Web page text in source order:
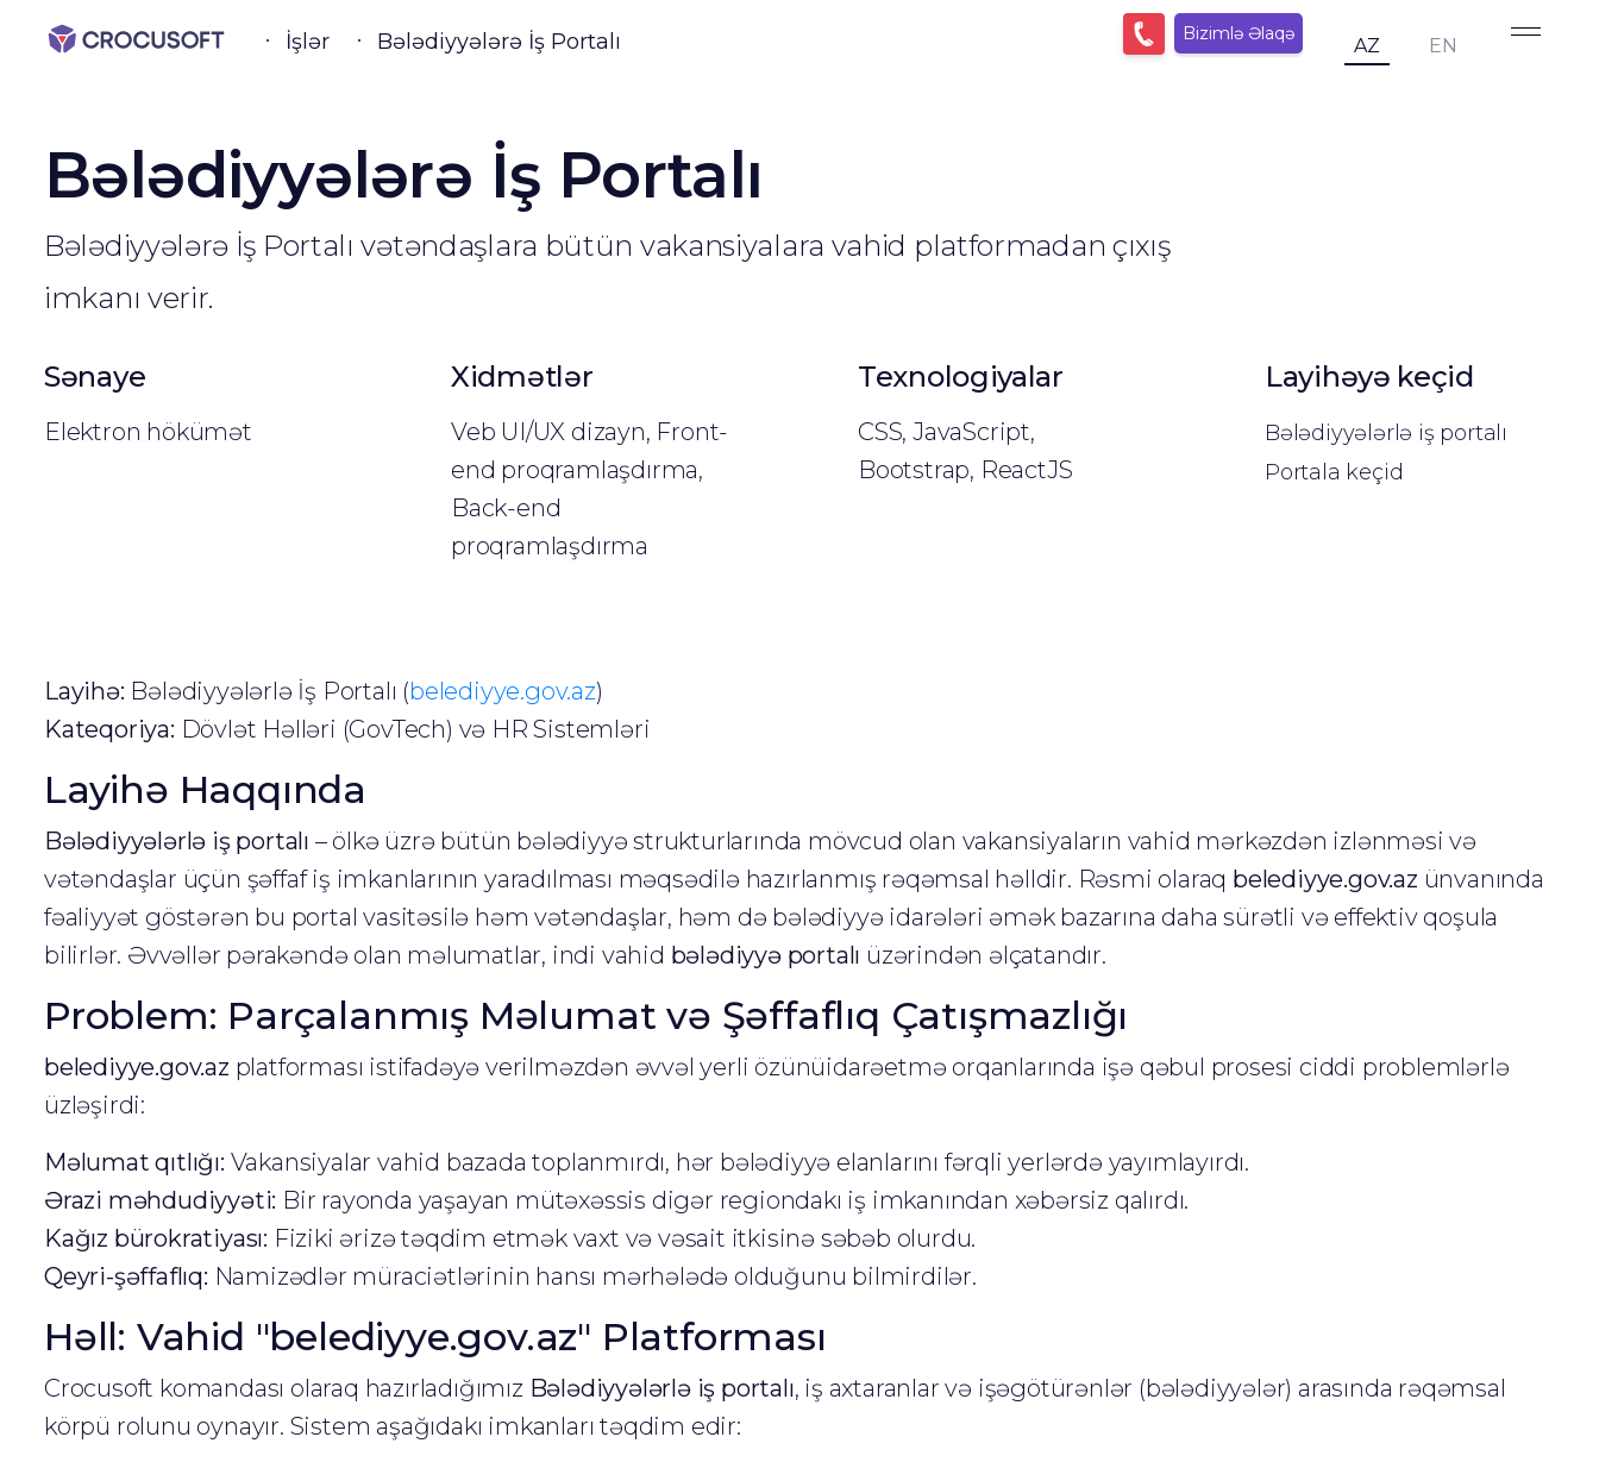
İşlər Bələdiyyələrə İş Portalı Bizimlə Əlaqə
AZ EN
Bələdiyyələrə İş Portalı
Bələdiyyələrə İş Portalı vətəndaşlara bütün vakansiyalara vahid platformadan çıxış
imkanı verir.
Sənaye
Elektron hökümət
Xidmətlər
Veb UI/UX dizayn, Front-
end proqramlaşdırma,
Back-end
proqramlaşdırma
Texnologiyalar
CSS, JavaScript,
Bootstrap, ReactJS
Layihəyə keçid
Bələdiyyələrlə iş portalı
Portala keçid
Layihə: Bələdiyyələrlə İş Portalı (belediyye.gov.az)
Kateqoriya: Dövlət Həlləri (GovTech) və HR Sistemləri
Layihə Haqqında
Bələdiyyələrlə iş portalı – ölkə üzrə bütün bələdiyyə strukturlarında mövcud olan vakansiyaların vahid mərkəzdən izlənməsi və
vətəndaşlar üçün şəffaf iş imkanlarının yaradılması məqsədilə hazırlanmış rəqəmsal həlldir. Rəsmi olaraq belediyye.gov.az ünvanında
fəaliyyət göstərən bu portal vasitəsilə həm vətəndaşlar, həm də bələdiyyə idarələri əmək bazarına daha sürətli və effektiv qoşula
bilirlər. Əvvəllər pərakəndə olan məlumatlar, indi vahid bələdiyyə portalı üzərindən əlçatandır.
Problem: Parçalanmış Məlumat və Şəffaflıq Çatışmazlığı
belediyye.gov.az platforması istifadəyə verilməzdən əvvəl yerli özünüidarəetmə orqanlarında işə qəbul prosesi ciddi problemlərlə
üzləşirdi:
Məlumat qıtlığı: Vakansiyalar vahid bazada toplanmırdı, hər bələdiyyə elanlarını fərqli yerlərdə yayımlayırdı.
Ərazi məhdudiyyəti: Bir rayonda yaşayan mütəxəssis digər regiondakı iş imkanından xəbərsiz qalırdı.
Kağız bürokratiyası: Fiziki ərizə təqdim etmək vaxt və vəsait itkisinə səbəb olurdu.
Qeyri-şəffaflıq: Namizədlər müraciətlərinin hansı mərhələdə olduğunu bilmirdilər.
Həll: Vahid "belediyye.gov.az" Platforması
Crocusoft komandası olaraq hazırladığımız Bələdiyyələrlə iş portalı, iş axtaranlar və işəgötürənlər (bələdiyyələr) arasında rəqəmsal
körpü rolunu oynayır. Sistem aşağıdakı imkanları təqdim edir: